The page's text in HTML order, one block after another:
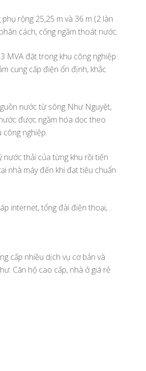
rộng 25,25 m và 36 m (2 làn
cách, cống ngầm thoát nước.
MVA đặt trong khu công nghiệp.
cung cấp điện ổn định, khắc
nước từ sông Như Nguyệt,
được ngầm hóa dọc theo
nghiệp.
nước thải của từng khu rồi tiến
nhà máy đến khi đạt tiêu chuẩn
internet, tổng đài điện thoại,…
cấp nhiều dịch vụ cơ bản và
Căn hộ cao cấp, nhà ở giá rẻ